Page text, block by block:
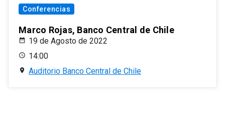
Conferencias
Marco Rojas, Banco Central de Chile
19 de Agosto de 2022
14:00
Auditorio Banco Central de Chile